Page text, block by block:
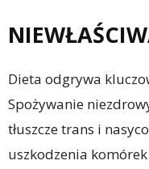
Dieta odgrywa
Spożywanie
tłuszcze trans i
uszkodzenia